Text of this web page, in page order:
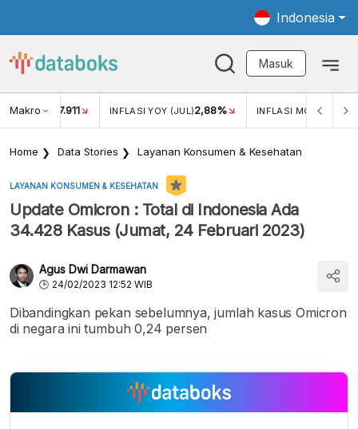
Indonesia
Masuk
Makro
USD/IDR 17.911 INFLASI YOY (JUL)2,88% INFLASI MOM (JUL)-
Home Data Stories Layanan Konsumen & Kesehatan
LAYANAN KONSUMEN & KESEHATAN
Update Omicron : Total di Indonesia Ada
34.428 Kasus (Jumat, 24 Februari 2023)
Agus Dwi Darmawan
24/02/2023 12:52 WIB
Dibandingkan pekan sebelumnya, jumlah kasus Omicron
di negara ini tumbuh 0,24 persen